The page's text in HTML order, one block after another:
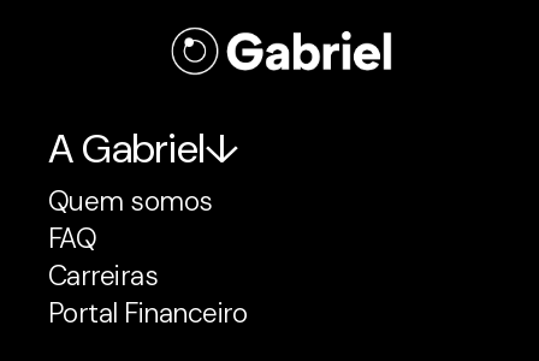
A Gabriel
Quem somos
FAQ
Carreiras
Portal Financeiro